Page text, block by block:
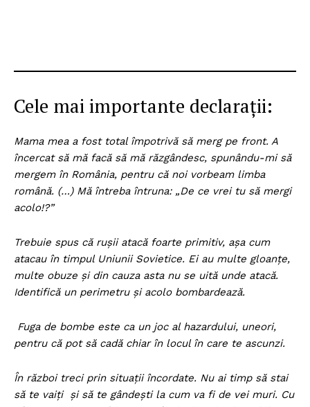
Cele mai importante declarații:
Mama mea a fost total împotrivă să merg pe front. A
încercat să mă facă să mă răzgândesc, spunându-mi să
mergem în România, pentru că noi vorbeam limba
română. (…) Mă întreba întruna: „De ce vrei tu să mergi
acolo!?”
Trebuie spus că rușii atacă foarte primitiv, așa cum
atacau în timpul Uniunii Sovietice. Ei au multe gloanțe,
multe obuze și din cauza asta nu se uită unde atacă.
Identifică un perimetru și acolo bombardează.
Fuga de bombe este ca un joc al hazardului, uneori,
pentru că pot să cadă chiar în locul în care te ascunzi.
În război treci prin situații încordate. Nu ai timp să stai
să te vaiți și să te gândești la cum va fi de vei muri. Cu